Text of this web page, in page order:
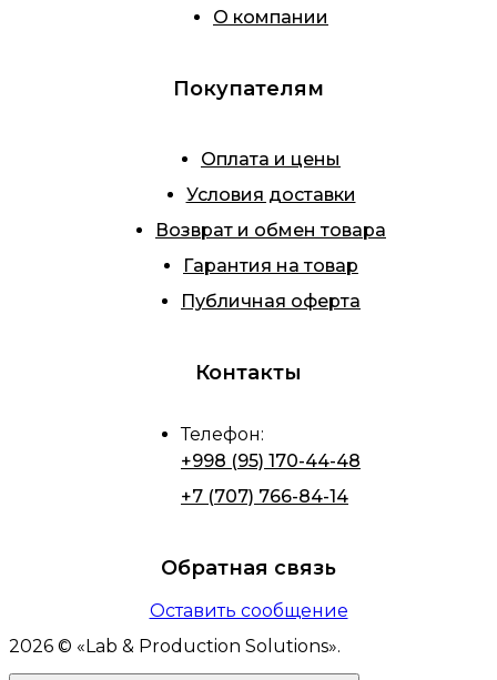
О компании
Покупателям
Оплата и цены
Условия доставки
Возврат и обмен товара
Гарантия на товар
Публичная оферта
Контакты
Телефон:
+998 (95) 170-44-48
+7 (707) 766-84-14
Обратная связь
Оставить сообщение
2026 © « Lab & Production Solutions».